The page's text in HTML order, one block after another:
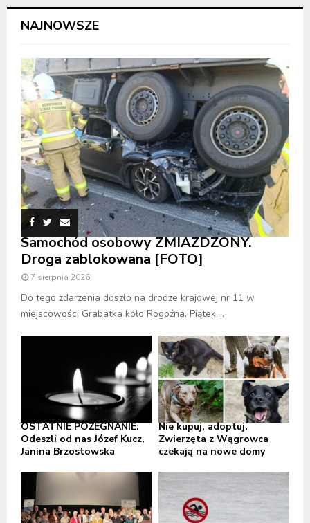
NAJNOWSZE
Samochód osobowy ZMIAŻDŻONY.
Droga zablokowana [FOTO]
7 sierpnia 2026
Do tego zdarzenia doszło na drodze krajowej nr 11 w
miejscowości Grabatka koło Rogoźna. Piątek,...
OSTATNIE POŻEGNANIE:
Odeszli od nas Józef Kucz,
Janina Brzostowska
Nie kupuj, adoptuj.
Zwierzęta z Wągrowca
czekają na nowe domy